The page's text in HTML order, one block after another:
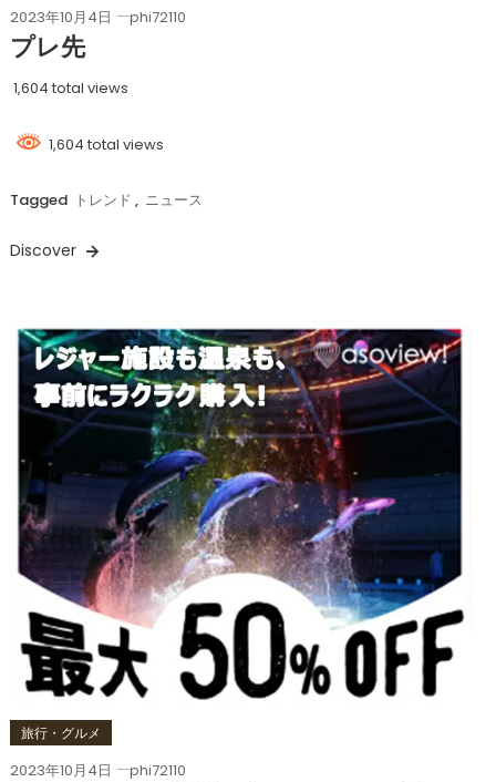
2023年10月4日 phi72110
プレ先
1,604 total views
1,604 total views
Tagged トレンド , ニュース
Discover
旅行・グルメ
2023年10月4日 phi72110